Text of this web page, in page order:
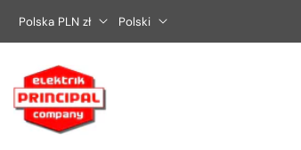
Polska PLN zł Polski